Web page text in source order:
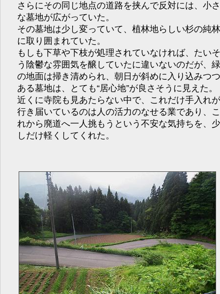
さらにその同じ地点の道路を挟んで反対には、小
な墓地が広がっていた。
その墓地は少し変っていて、植林地らしい杉の純
に取り囲まれていた。
もしも下草や下枝が処理されていなければ、たい
う陰鬱な雰囲気を醸していたに違いないのだが、
の地面は掃き清められ、朝日が斜めに入り込みつ
ある墓地は、とても“居心地”が良さそうに見えた。
近くに寺院も見あたらない中で、これだけ手入れ
行き届いているのは人の活力のなせる業であり、
れから廃道へ一人挑もうという不安な気持ちを、
しだけ軽くしてくれた。